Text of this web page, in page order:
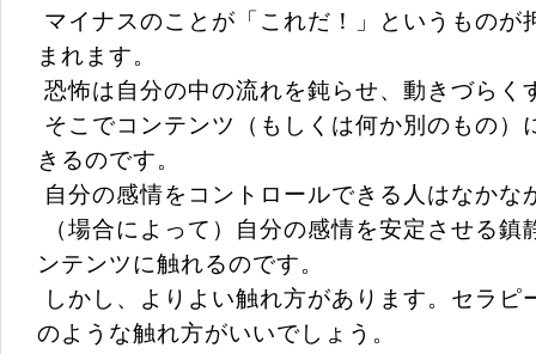
マイナスのことが「これだ！」というものが
まれます。
恐怖は自分の中の流れを鈍らせ、動きづらく
そこでコンテンツ（もしくは何か別のもの）
きるのです。
自分の感情をコントロールできる人はなかな
（場合によって）自分の感情を安定させる鎮
ンテンツに触れるのです。
しかし、よりよい触れ方があります。セラピ
のような触れ方がいいでしょう。